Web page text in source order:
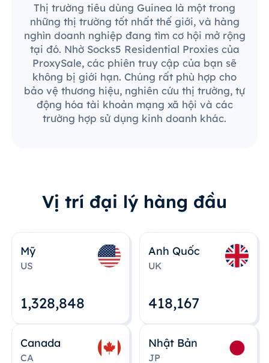
Thị trường tiêu dùng Guinea là một trong
những thị trường tốt nhất thế giới, và hàng
nghìn doanh nghiệp đang tìm cơ hội mở rộng
tại đó. Nhờ Socks5 Residential Proxies của
ProxySale, các phiên truy cập của bạn sẽ
không bị giới hạn. Chúng rất phù hợp cho
bảo vệ thương hiệu, nghiên cứu thị trường, tự
động hóa tài khoản mạng xã hội và các
trường hợp sử dụng kinh doanh khác.
Vị trí đại lý hàng đầu
Mỹ
US
1,328,848
Anh Quốc
UK
418,167
Canada
CA
Nhật Bản
JP